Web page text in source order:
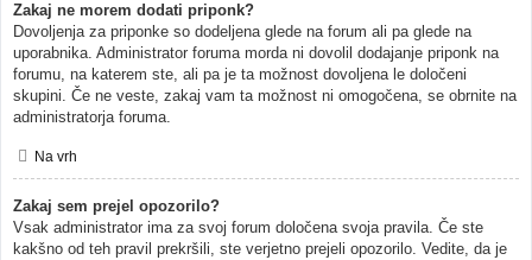
Zakaj ne morem dodati priponk?
Dovoljenja za priponke so dodeljena glede na forum ali pa glede na
uporabnika. Administrator foruma morda ni dovolil dodajanje priponk na
forumu, na katerem ste, ali pa je ta možnost dovoljena le določeni
skupini. Če ne veste, zakaj vam ta možnost ni omogočena, se obrnite na
administratorja foruma.
Na vrh
Zakaj sem prejel opozorilo?
Vsak administrator ima za svoj forum določena svoja pravila. Če ste
kakšno od teh pravil prekršili, ste verjetno prejeli opozorilo. Vedite, da je